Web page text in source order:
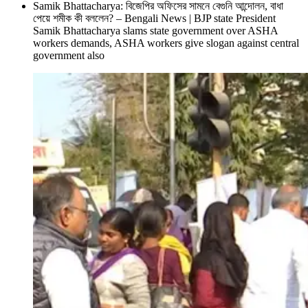
Samik Bhattacharya: বিজেপির অফিসের সামনে বেগুনি আন্দোলন, বাধা
পেয়ে শমীক কী বললেন? – Bengali News | BJP state President
Samik Bhattacharya slams state government over ASHA
workers demands, ASHA workers give slogan against central
government also